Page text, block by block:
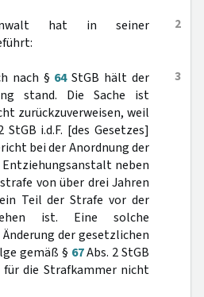
2
hat in seiner
3
nach § 64StGB hält der
stand. Die Sache ist
zurückzuverweisen, weil
i.d.F. [des Gesetzes]
bei der Anordnung der
neben
von über drei Jahren
Teil der Strafe vor der
ist. Eine solche
der gesetzlichen
gemäß § 67Abs. 2 StGB
für die Strafkammer nicht